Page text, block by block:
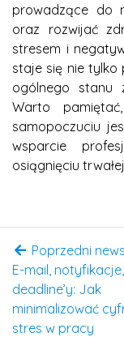
prowadzące do
oraz rozwijać
stresem i
staje się nie tylko
ogólnego stanu
Warto
samopoczuciu
wsparcie
osiągnięciu
Poprzedni news
E-mail, notyfikacje,
deadline’y: Jak
minimalizować
stres w pracy